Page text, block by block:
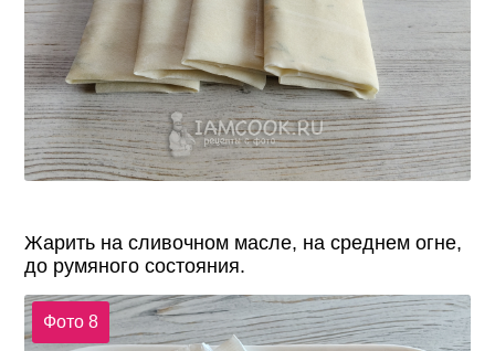
Жарить на сливочном масле, на среднем огне,
до румяного состояния.
Фото 8